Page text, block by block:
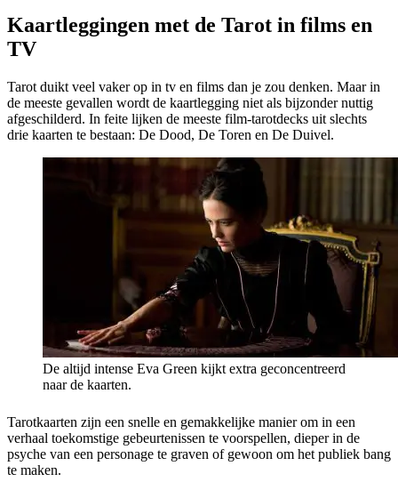
Kaartleggingen met de Tarot in films en
TV
Tarot duikt veel vaker op in tv en films dan je zou denken. Maar in
de meeste gevallen wordt de kaartlegging niet als bijzonder nuttig
afgeschilderd. In feite lijken de meeste film-tarotdecks uit slechts
drie kaarten te bestaan: De Dood, De Toren en De Duivel.
De altijd intense Eva Green kijkt extra geconcentreerd
naar de kaarten.
Tarotkaarten zijn een snelle en gemakkelijke manier om in een
verhaal toekomstige gebeurtenissen te voorspellen, dieper in de
psyche van een personage te graven of gewoon om het publiek bang
te maken.